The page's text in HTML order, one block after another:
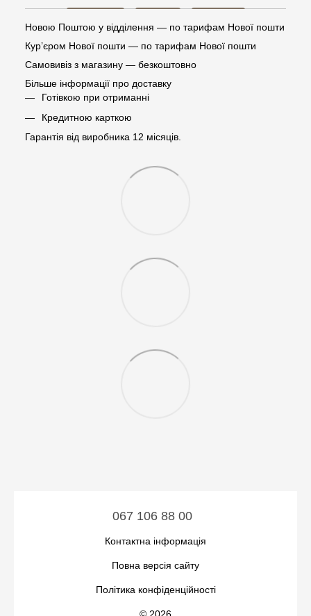
Новою Поштою у відділення — по тарифам Нової пошти
Кур’єром Нової пошти — по тарифам Нової пошти
Самовивіз з магазину — безкоштовно
Більше інформації про доставку
Готівкою при отриманні
Кредитною карткою
Гарантія від виробника 12 місяців.
067 106 88 00
Контактна інформація
Повна версія сайту
Політика конфіденційності